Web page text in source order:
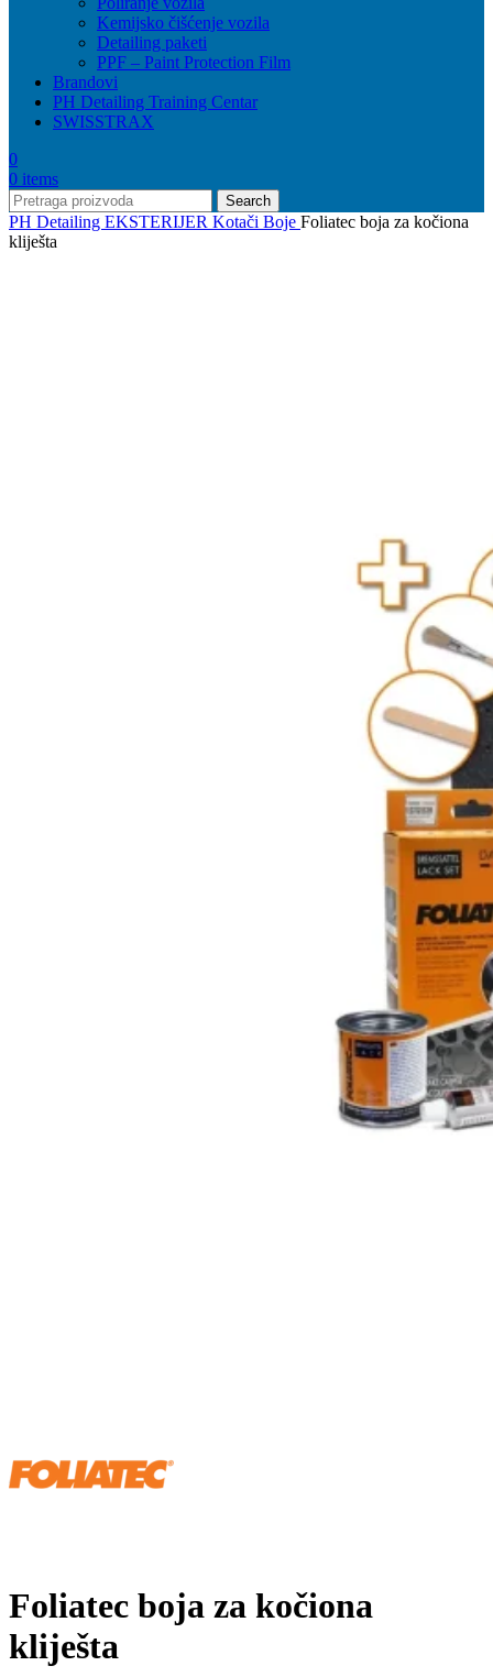
Kemijsko čišćenje vozila
Detailing paketi
PPF – Paint Protection Film
Brandovi
PH Detailing Training Centar
SWISSTRAX
0
0 items
Search
PH Detailing EKSTERIJER Kotači Boje Foliatec boja za kočiona
kliješta
Foliatec boja za kočiona
kliješta